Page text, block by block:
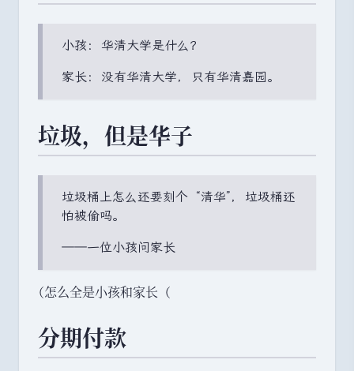
小孩 ： 华清大学是什么？
家长 ： 没有华清大学， 只有华清嘉园。
垃圾， 但是华子
垃圾桶上怎么还要刻个 “清华”，
垃圾桶还
怕被偷吗。
——一位小孩问家长
（怎么全是小孩和家长 （
分期付款